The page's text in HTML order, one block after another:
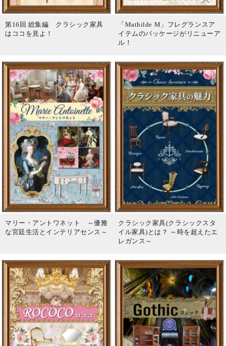
第16回 総集編 クラシック家具
はココを見よ！
「Mathilde M」フレグランスア
イテムのパッケージがリニューア
ル！
マリー・アントワネット ～優雅
な宮廷生活とインテリアセンス～
クラシック家具(クラシックスタ
イル家具)とは？ ～時を超えたエ
レガンス～